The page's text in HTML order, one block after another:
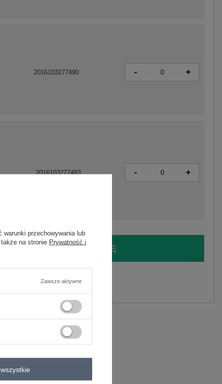
2016103277490 - +
2016103277483 - +
SIĘ I ZOBACZ CENĘ
z dekoltem V RUE PARIS .
warunki przechowywania lub
na stronie Prywatność i
Zawsze aktywne